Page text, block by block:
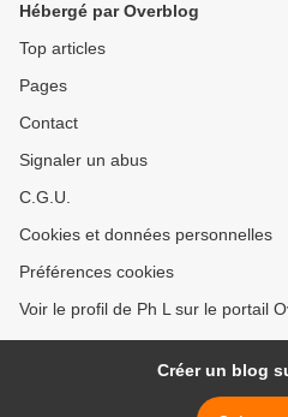
Hébergé par Overblog
Top articles
Pages
Contact
Signaler un abus
C.G.U.
Cookies et données personnelles
Préférences cookies
Voir le profil de Ph L sur le portail
Créer un blog